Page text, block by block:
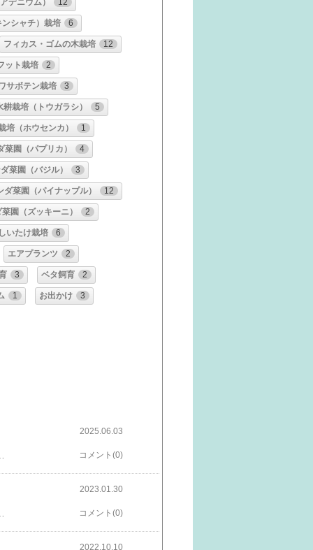
デニウム） 12
シャチ）栽培 6
フィカス・ゴムの木栽培 12
ット栽培 2
サボテン栽培 3
耕栽培（トウガラシ） 5
培（ホウセンカ） 1
菜園（パプリカ） 4
菜園（バジル） 3
ダ菜園（パイナップル） 12
園（ズッキーニ） 2
しいたけ栽培 6
エアプランツ 2
3 ベタ飼育 2
1 お出かけ 3
2025.06.03
コメント(0)
2023.01.30
コメント(0)
2022.10.10